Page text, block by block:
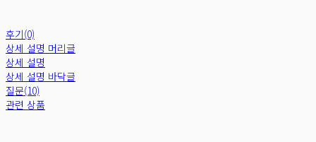
후기(0)
상세 설명 머리글
상세 설명
상세 설명 바닥글
질문(10)
관련 상품